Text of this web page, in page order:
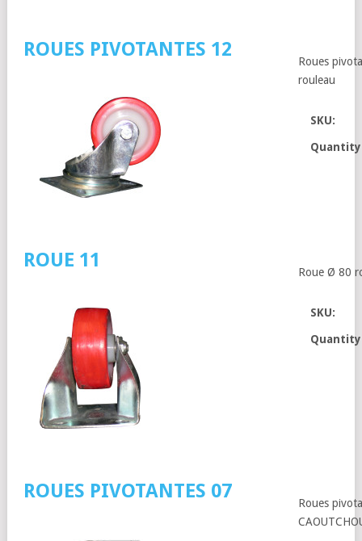
ROUES PIVOTANTES 12
Roues
rouleau
SKU:
ROUE 11
Roue Ø 80
SKU:
ROUES PIVOTANTES 07
Roues